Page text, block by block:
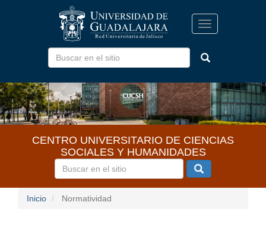
Toggle
navigation
CENTRO UNIVERSITARIO DE CIENCIAS
SOCIALES Y HUMANIDADES
Inicio Normatividad